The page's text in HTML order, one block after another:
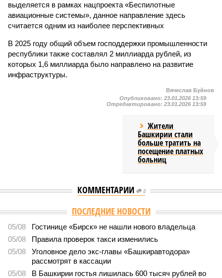
выделяется в рамках нацпроекта «Беспилотные
авиационные системы», данное направление здесь
считается одним из наиболее перспективных
В 2025 году общий объем господдержки промышленности
республики также составлял 2 миллиарда рублей, из
которых 1,6 миллиарда было направлено на развитие
инфраструктуры.
Вячеслав Буйнов
Опубликовано: 23.01.2026 13:59
Отредактировано: 23.01.2026 13:59
Жители
Башкирии стали
больше тратить на
посещение платных
больниц
КОММЕНТАРИИ 0
ПОСЛЕДНИЕ НОВОСТИ
05/08
Гостинице «Бирск» не нашли нового владельца
05/08
Правила проверок такси изменились
05/08
Уголовное дело экс-главы «Башкиравтодора»
рассмотрят в кассации
05/08
В Башкирии гостья лишилась 600 тысяч рублей во